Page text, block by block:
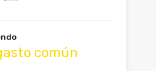
común